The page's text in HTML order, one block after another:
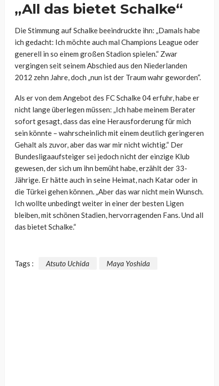
„All das bietet Schalke“
Die Stimmung auf Schalke beeindruckte ihn: „Damals habe
ich gedacht: Ich möchte auch mal Champions League oder
generell in so einem großen Stadion spielen.“ Zwar
vergingen seit seinem Abschied aus den Niederlanden
2012 zehn Jahre, doch „nun ist der Traum wahr geworden“.
Als er von dem Angebot des FC Schalke 04 erfuhr, habe er
nicht lange überlegen müssen: „Ich habe meinem Berater
sofort gesagt, dass das eine Herausforderung für mich
sein könnte – wahrscheinlich mit einem deutlich geringeren
Gehalt als zuvor, aber das war mir nicht wichtig.“ Der
Bundesligaaufsteiger sei jedoch nicht der einzige Klub
gewesen, der sich um ihn bemüht habe, erzählt der 33-
Jährige. Er hätte auch in seine Heimat, nach Katar oder in
die Türkei gehen können. „Aber das war nicht mein Wunsch.
Ich wollte unbedingt weiter in einer der besten Ligen
bleiben, mit schönen Stadien, hervorragenden Fans. Und all
das bietet Schalke.“
Tags : Atsuto Uchida Maya Yoshida